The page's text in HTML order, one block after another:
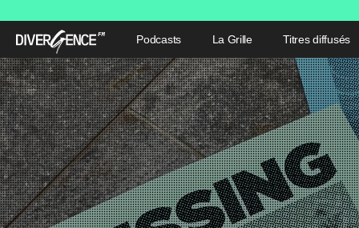
Podcasts La Grille Titres diffusés